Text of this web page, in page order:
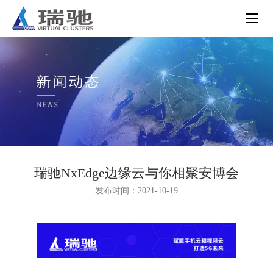
瑞驰NxEdge边缘云与你相聚安博会
发布时间：2021-10-19